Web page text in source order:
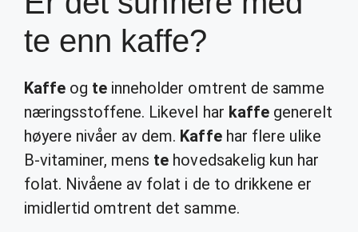
te enn kaffe?
Kaffe og te inneholder omtrent de samme
næringsstoffene. Likevel har kaffegenerelt
høyere nivåer av dem. Kaffehar flere ulike
B-vitaminer, mens te hovedsakelig kun har
folat. Nivåene av folat i de to drikkene er
imidlertid omtrent det samme.